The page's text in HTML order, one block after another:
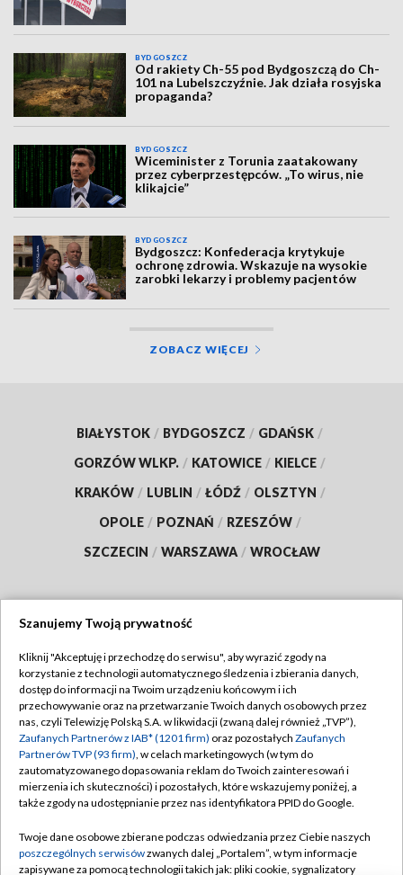
BYDGOSZCZ
Od rakiety Ch-55 pod Bydgoszczą do Ch-
101 na Lubelszczyźnie. Jak działa rosyjska
propaganda?
BYDGOSZCZ
Wiceminister z Torunia zaatakowany
przez cyberprzestępców. „To wirus, nie
klikajcie”
BYDGOSZCZ
Bydgoszcz: Konfederacja krytykuje
ochronę zdrowia. Wskazuje na wysokie
zarobki lekarzy i problemy pacjentów
ZOBACZ WIĘCEJ
BIAŁYSTOK / BYDGOSZCZ / GDAŃSK /
GORZÓW WLKP. / KATOWICE / KIELCE /
KRAKÓW / LUBLIN / ŁÓDŹ / OLSZTYN /
OPOLE / POZNAŃ / RZESZÓW /
SZCZECIN / WARSZAWA / WROCŁAW
TVP
Abonament TVP
Emisja w TVP
Centrum informacji TVP
Naziemna Telewizja Cyfrowa
Rada Programowa
Regulamin TVP
Polityka prywatności
Moje zgody
Pomoc
Kontakt
Szanujemy Twoją prywatność
Kliknij "Akceptuję i przechodzę do serwisu", aby wyrazić zgody na
korzystanie z technologii automatycznego śledzenia i zbierania danych,
dostęp do informacji na Twoim urządzeniu końcowym i ich
przechowywanie oraz na przetwarzanie Twoich danych osobowych przez
nas, czyli Telewizję Polską S.A. w likwidacji (zwaną dalej również „TVP”),
Zaufanych Partnerów z IAB* (1201 firm) oraz pozostałych Zaufanych
Partnerów TVP (93 firm), w celach marketingowych (w tym do
zautomatyzowanego dopasowania reklam do Twoich zainteresowań i
mierzenia ich skuteczności) i pozostałych, które wskazujemy poniżej, a
także zgody na udostępnianie przez nas identyfikatora PPID do Google.
Twoje dane osobowe zbierane podczas odwiedzania przez Ciebie naszych
poszczególnych serwisówzwanych dalej „Portalem”, w tym informacje
zapisywane za pomocą technologii takich jak: pliki cookie, sygnalizatory